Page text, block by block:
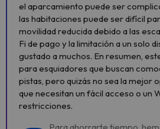
el aparcamiento puede ser
las habitaciones puede ser difícil
movilidad reducida debido a las
Fi de pago y la limitación a un solo
gustado a muchos. En resumen,
para esquiadores que buscan
pistas, pero quizás no sea la mejor
que necesitan un fácil acceso o un
restricciones.